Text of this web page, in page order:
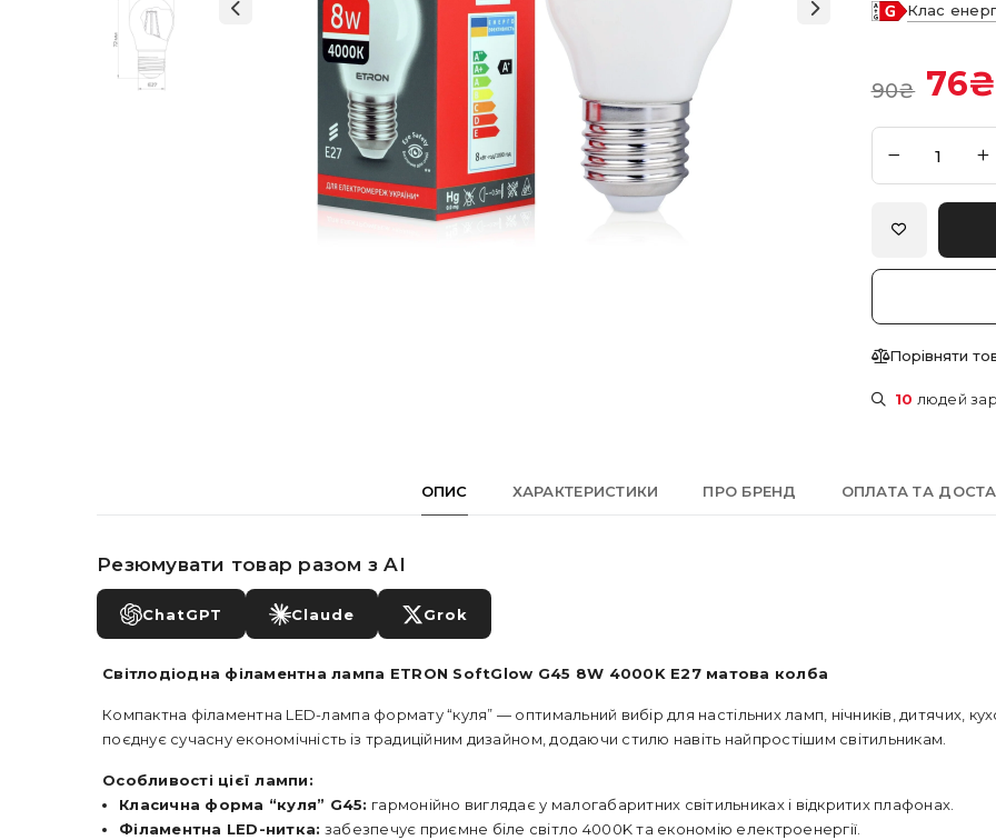
Клас
90₴ 76₴
Порівняти
10 людей
ОПИС ХАРАКТЕРИСТИКИ ПРО БРЕНД ОПЛАТА ТА
Резюмувати товар разом з AI
ChatGPT Claude Grok
Світлодіодна філаментна лампа ETRON SoftGlow G45 8W 4000K E27 матова колба
Компактна філаментна LED-лампа формату “куля” — оптимальний вибір для настільних ламп, нічників, дитячих,
поєднує сучасну економічність із традиційним дизайном, додаючи стилю навіть найпростішим світильникам.
Особливості цієї лампи:
Класична форма “куля” G45: гармонійно виглядає у малогабаритних світильниках і відкритих плафонах.
Філаментна LED-нитка: забезпечує приємне біле світло 4000K та економію електроенергії.